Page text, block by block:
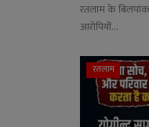
रतलाम के बिलपांक
आरोपियों...
रतलाम